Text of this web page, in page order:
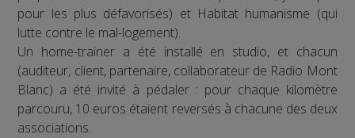
pour les plus défavorisés) et Habitat humanisme (qui
lutte contre le mal-logement).
Un home-trainer a été installé en studio, et chacun
(auditeur, client, partenaire, collaborateur de Radio Mont
Blanc) a été invité à pédaler : pour chaque kilomètre
parcouru, 10 euros étaient reversés à chacune des deux
associations.